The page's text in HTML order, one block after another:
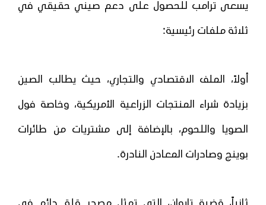
يسعى ترامب للحصول على دعم صيني حقيقي في
ثلاثة ملفات رئيسية:
أولاً، الملف الاقتصادي والتجاري، حيث يطالب الصين
بزيادة شراء المنتجات الزراعية الأمريكية، وخاصة فول
الصويا واللحوم، بالإضافة إلى مشتريات من طائرات
بوينج وصادرات المعادن النادرة.